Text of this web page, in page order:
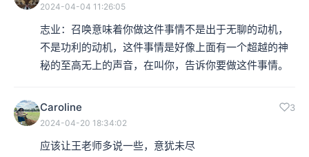
2024-04-04 11:26:05
志业：召唤意味着你做这件事情不是出于无聊的动机，
不是功利的动机，这件事情是好像上面有一个超越的神
秘的至高无上的声音，在叫你，告诉你要做这件事情。
Caroline 3
2024-04-20 18:34:02
应该让王老师多说一些，意犹未尽